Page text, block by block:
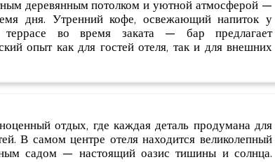
деревянным потолком и уютной атмосферой —
дня. Утренний кофе, освежающий напиток у
во время заката — бар предлагает
опыт как для гостей отеля, так и для внешних
отдых, где каждая деталь продумана для
В самом центре отеля находится великолепный
садом — настоящий оазис тишины и солнца.